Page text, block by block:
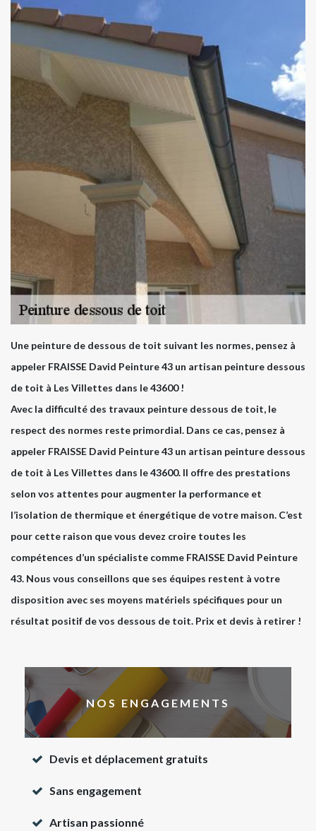
Une peinture de dessous de toit suivant les normes, pensez à
appeler FRAISSE David Peinture 43 un artisan peinture dessous
de toit à Les Villettes dans le 43600 !
Avec la difficulté des travaux peinture dessous de toit, le
respect des normes reste primordial. Dans ce cas, pensez à
appeler FRAISSE David Peinture 43 un artisan peinture dessous
de toit à Les Villettes dans le 43600. Il offre des prestations
selon vos attentes pour augmenter la performance et
l’isolation de thermique et énergétique de votre maison. C’est
pour cette raison que vous devez croire toutes les
compétences d’un spécialiste comme FRAISSE David Peinture
43. Nous vous conseillons que ses équipes restent à votre
disposition avec ses moyens matériels spécifiques pour un
résultat positif de vos dessous de toit. Prix et devis à retirer !
NOS ENGAGEMENTS
Devis et déplacement gratuits
Sans engagement
Artisan passionné